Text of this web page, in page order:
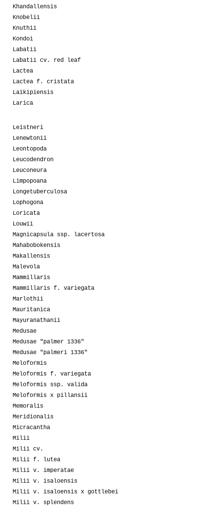
Khandallensis
Knobelii
Knuthii
Kondoi
Labatii
Labatii cv. red leaf
Lactea
Lactea f. cristata
Laikipiensis
Larica
Leistneri
Lenewtonii
Leontopoda
Leucodendron
Leuconeura
Limpopoana
Longetuberculosa
Lophogona
Loricata
Louwii
Magnicapsula ssp. lacertosa
Mahabobokensis
Makallensis
Malevola
Mammillaris
Mammillaris f. variegata
Marlothii
Mauritanica
Mayuranathanii
Medusae
Medusae "palmer 1336"
Medusae "palmeri 1336"
Meloformis
Meloformis f. variegata
Meloformis ssp. valida
Meloformis x pillansii
Memoralis
Meridionalis
Micracantha
Milii
Milii cv.
Milii f. lutea
Milii v. imperatae
Milii v. isaloensis
Milii v. isaloensis x gottlebei
Milii v. splendens